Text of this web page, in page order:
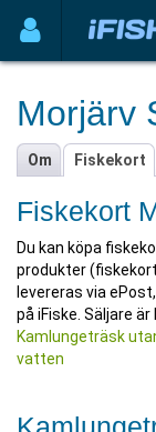
Morjärv
Om Fiskekort
Fiskekort
Du kan köpa
produkter
levereras via
på iFiske. Säljare
Kamlungeträsk
vatten